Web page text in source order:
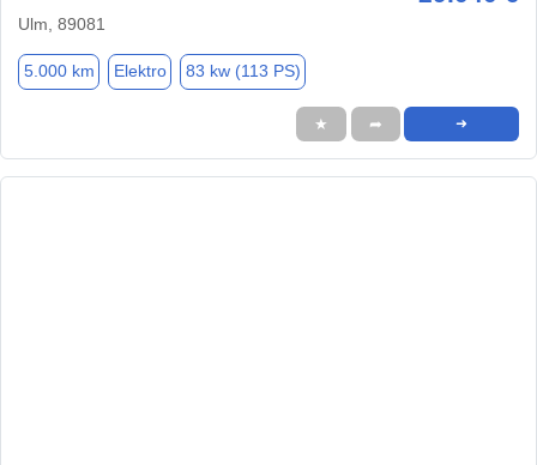
Ulm, 89081
5.000 km Elektro 83 kw (113 PS)
★ ➦ ➜